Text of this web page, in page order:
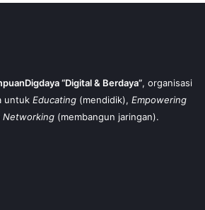
“Digital & Berdaya”, organisasi
untuk Educating (mendidik), Empowering
Networking (membangun jaringan).